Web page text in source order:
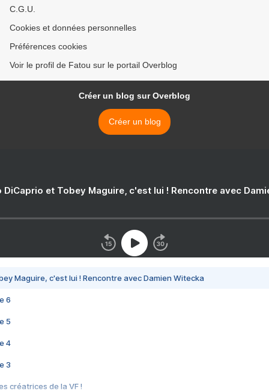
C.G.U.
Cookies et données personnelles
Préférences cookies
Voir le profil de Fatou sur le portail Overblog
Créer un blog sur Overblog
Créer un blog
DiCaprio et Tobey Maguire, c'est lui ! Rencontre avec
Maguire, c'est lui ! Rencontre avec Damien Witecka
6
5
4
3
créatrices de la VF !